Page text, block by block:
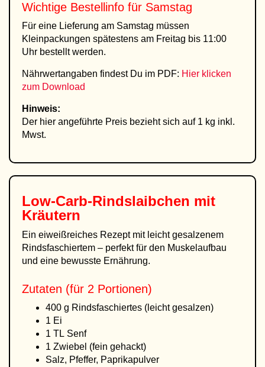
Wichtige Bestellinfo für Samstag
Für eine Lieferung am Samstag müssen
Kleinpackungen spätestens am Freitag bis 11:00
Uhr bestellt werden.
Nährwertangaben findest Du im PDF: Hier klicken
zum Download
Hinweis:
Der hier angeführte Preis bezieht sich auf 1 kg inkl.
Mwst.
Low-Carb-Rindslaibchen mit
Kräutern
Ein eiweißreiches Rezept mit leicht gesalzenem
Rindsfaschiertem – perfekt für den Muskelaufbau
und eine bewusste Ernährung.
Zutaten (für 2 Portionen)
400 g Rindsfaschiertes (leicht gesalzen)
1 Ei
1 TL Senf
1 Zwiebel (fein gehackt)
Salz, Pfeffer, Paprikapulver